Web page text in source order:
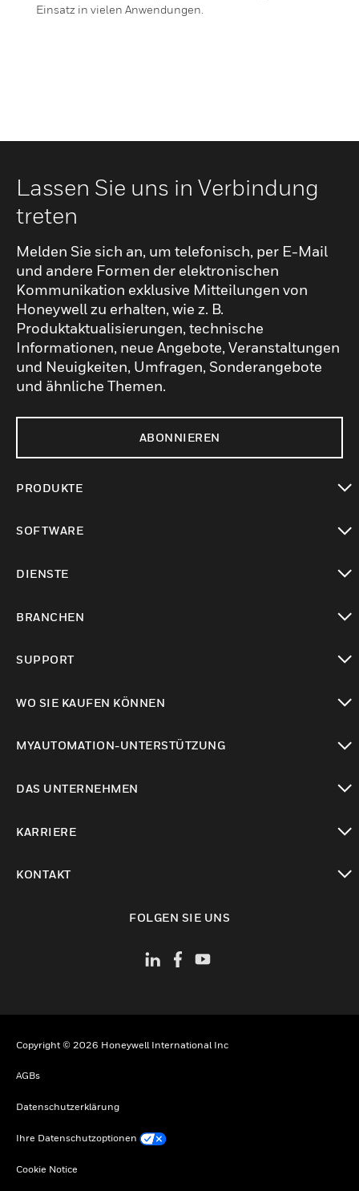
Einsatz in vielen Anwendungen.
Lassen Sie uns in Verbindung
treten
Melden Sie sich an, um telefonisch, per E-Mail
und andere Formen der elektronischen
Kommunikation exklusive Mitteilungen von
Honeywell zu erhalten, wie z. B.
Produktaktualisierungen, technische
Informationen, neue Angebote, Veranstaltungen
und Neuigkeiten, Umfragen, Sonderangebote
und ähnliche Themen.
ABONNIEREN
PRODUKTE
SOFTWARE
DIENSTE
BRANCHEN
SUPPORT
WO SIE KAUFEN KÖNNEN
MYAUTOMATION-UNTERSTÜTZUNG
DAS UNTERNEHMEN
KARRIERE
KONTAKT
FOLGEN SIE UNS
Copyright © 2026 Honeywell International Inc
AGBs
Datenschutzerklärung
Ihre Datenschutzoptionen
Cookie Notice